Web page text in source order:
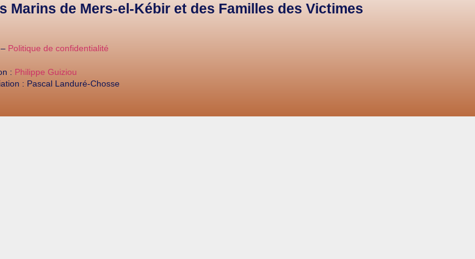
de Mers-el-Kébir et des Familles des Victimes
– Politique de confidentialité
: Philippe Guiziou
: Pascal Landuré-Chosse